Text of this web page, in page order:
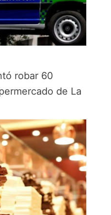
robar 60
de La